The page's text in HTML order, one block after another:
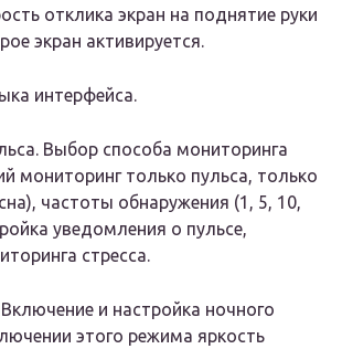
отклика экран на поднятие руки
экран активируется.
интерфейса.
Выбор способа мониторинга
мониторинг только пульса, только
частоты обнаружения (1, 5, 10,
уведомления о пульсе,
стресса.
и настройка ночного
этого режима яркость